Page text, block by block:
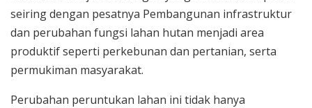
seiring dengan pesatnya Pembangunan infrastruktur
dan perubahan fungsi lahan hutan menjadi area
produktif seperti perkebunan dan pertanian, serta
permukiman masyarakat.
Perubahan peruntukan lahan ini tidak hanya